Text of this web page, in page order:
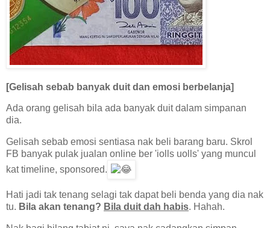
[Gelisah sebab banyak duit dan emosi berbelanja]
Ada orang gelisah bila ada banyak duit dalam simpanan
dia.
Gelisah sebab emosi sentiasa nak beli barang baru. Skrol
FB banyak pulak jualan online ber 'iolls uolls' yang muncul
kat timeline, sponsored.
Hati jadi tak tenang selagi tak dapat beli benda yang dia nak
tu. Bila akan tenang? Bila duit dah habis. Hahah.